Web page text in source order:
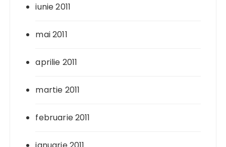
iunie 2011
mai 2011
aprilie 2011
martie 2011
februarie 2011